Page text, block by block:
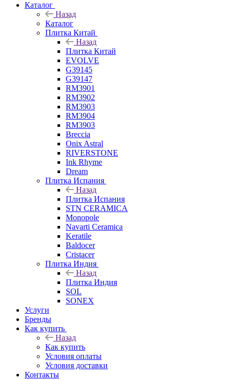
Каталог
Назад
Каталог
Плитка Китай
Назад
Плитка Китай
EVOLVE
G39145
G39147
RM3901
RM3902
RM3903
RM3904
RM3903
Breccia
Onix Astral
RIVERSTONE
Ink Rhyme
Dream
Плитка Испания
Назад
Плитка Испания
STN CERAMICA
Monopole
Navarti Ceramica
Keratile
Baldocer
Cristacer
Плитка Индия
Назад
Плитка Индия
SOL
SONEX
Услуги
Бренды
Как купить
Назад
Как купить
Условия оплаты
Условия доставки
Контакты